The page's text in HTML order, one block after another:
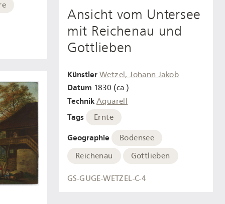
Ansicht vom Untersee
mit Reichenau und
Gottlieben
Künstler Wetzel, Johann Jakob
Datum 1830 (ca.)
Technik Aquarell
Tags Ernte
Geographie
Bodensee
Reichenau
Gottlieben
GS-GUGE-WETZEL-C-4